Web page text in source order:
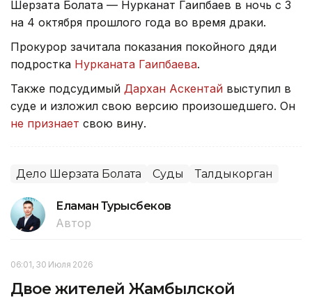
Шерзата Болата — Нурканат Гаипбаев в ночь с 3
на 4 октября прошлого года во время драки.
Прокурор зачитала показания покойного дяди
подростка Нурканата Гаипбаева.
Также подсудимый Дархан Аскентай выступил в
суде и изложил свою версию произошедшего. Он
не признает свою вину.
Дело Шерзата Болата Суды Талдыкорган
Еламан Турысбеков
Автор
06:01, 30 Июля 2026
Двое жителей Жамбылской